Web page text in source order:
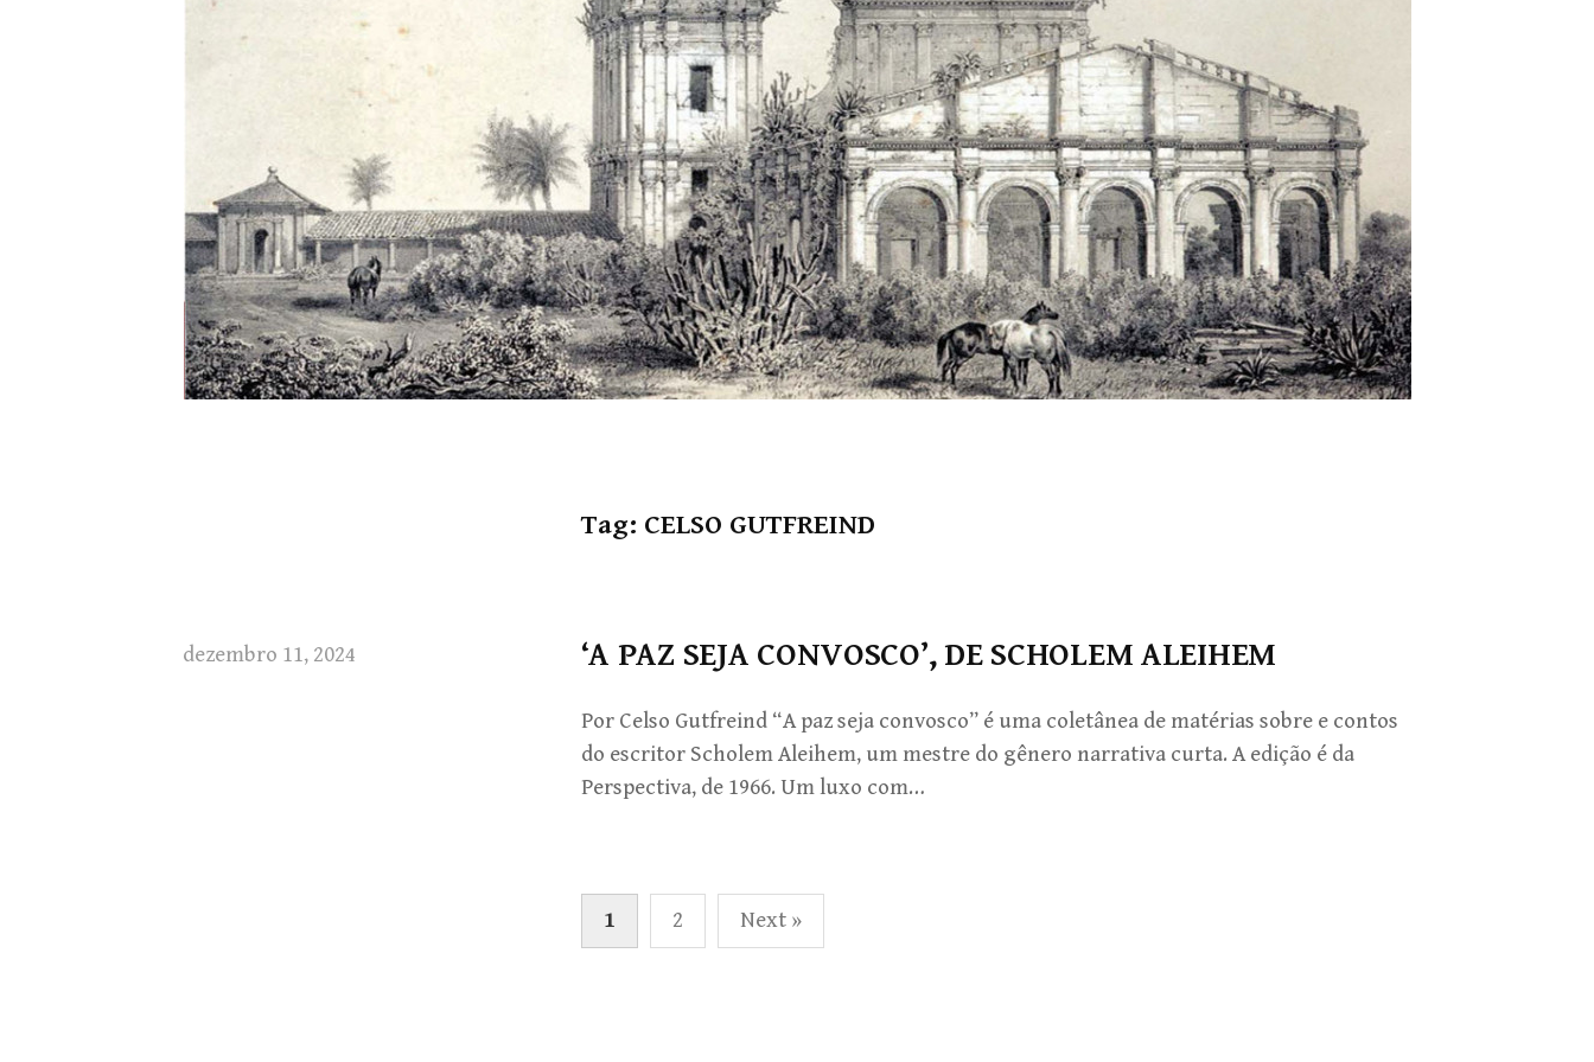
Tag: CELSO GUTFREIND
dezembro 11, 2024 ‘A PAZ SEJA CONVOSCO’, DE SCHOLEM ALEIHEM
Por Celso Gutfreind “A paz seja convosco” é uma coletânea de matérias sobre e contos
do escritor Scholem Aleihem, um mestre do gênero narrativa curta. A edição é da
Perspectiva, de 1966. Um luxo com…
Paginação
de
1 2 Next »